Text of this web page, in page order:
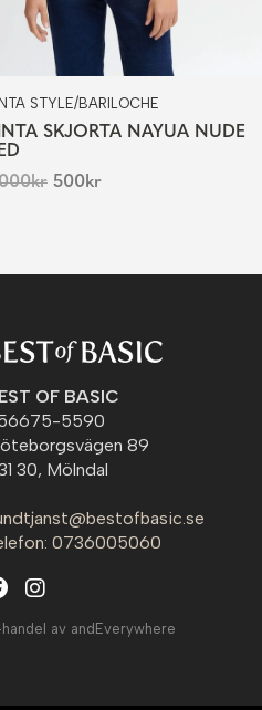
STYLE/BARILOCHE
SKJORTA NAYUA NUDE
kr 500kr
OF BASIC
5590
89
30, Mölndal
0736005060
av andEverywhere